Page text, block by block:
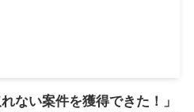
ない案件を獲得できた！」